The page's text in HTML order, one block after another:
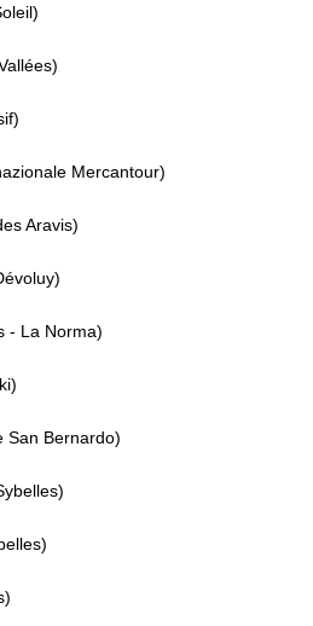
Mercantour)
Aravis)
- La Norma)
San Bernardo)